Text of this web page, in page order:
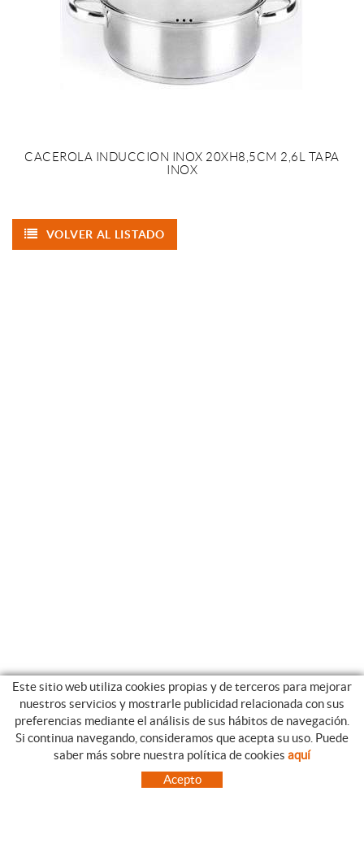
CACEROLA INDUCCION INOX 20XH8,5CM 2,6L TAPA
INOX
VOLVER AL LISTADO
CATEGORIAS GUIA DE COMPRA
CONDICIONES DE COMPRA
PAGO
Este sitio web utiliza cookies propias y de terceros para mejorar
nuestros servicios y mostrarle publicidad relacionada con sus
preferencias mediante el análisis de sus hábitos de navegación.
Si continua navegando, consideramos que acepta su uso. Puede
saber más sobre nuestra política de cookies aquí
Acepto